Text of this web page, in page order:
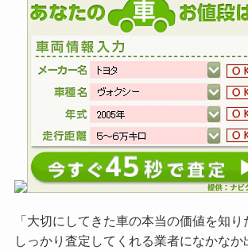
「大切にしてきた車の本当の価値を知
しっかり査定してくれる業者になかなか